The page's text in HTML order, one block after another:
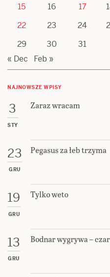
15
16 17
22
23 24
29
30
31
« Dec
Feb »
NAJNOWSZE WPISY
3
STY
Zaraz wracam
23
GRU
Pegasus za łeb trzyma
19
GRU
Tylko weto
13
GRU
Bodnar wygrywa –